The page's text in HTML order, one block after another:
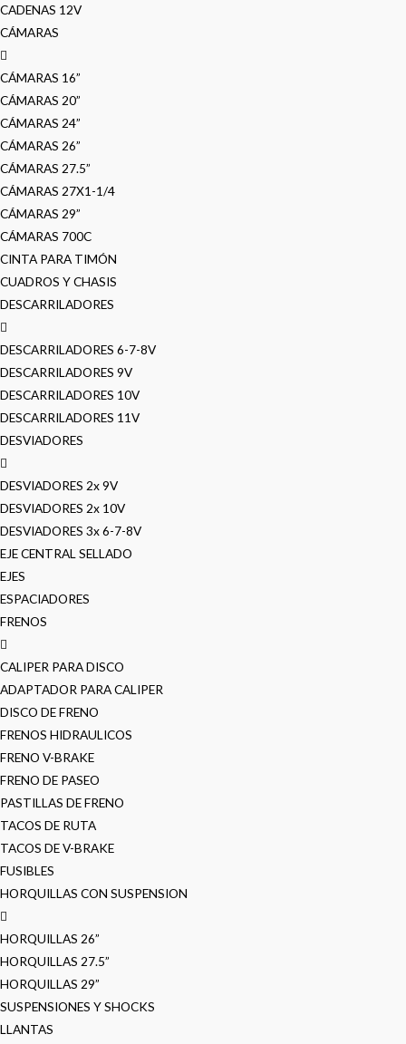
CADENAS 12V
CÁMARAS
CÁMARAS 16”
CÁMARAS 20”
CÁMARAS 24”
CÁMARAS 26”
CÁMARAS 27.5”
CÁMARAS 27X1-1/4
CÁMARAS 29”
CÁMARAS 700C
CINTA PARA TIMÓN
CUADROS Y CHASIS
DESCARRILADORES
DESCARRILADORES 6-7-8V
DESCARRILADORES 9V
DESCARRILADORES 10V
DESCARRILADORES 11V
DESVIADORES
DESVIADORES 2x 9V
DESVIADORES 2x 10V
DESVIADORES 3x 6-7-8V
EJE CENTRAL SELLADO
EJES
ESPACIADORES
FRENOS
CALIPER PARA DISCO
ADAPTADOR PARA CALIPER
DISCO DE FRENO
FRENOS HIDRAULICOS
FRENO V-BRAKE
FRENO DE PASEO
PASTILLAS DE FRENO
TACOS DE RUTA
TACOS DE V-BRAKE
FUSIBLES
HORQUILLAS CON SUSPENSION
HORQUILLAS 26”
HORQUILLAS 27.5”
HORQUILLAS 29”
SUSPENSIONES Y SHOCKS
LLANTAS